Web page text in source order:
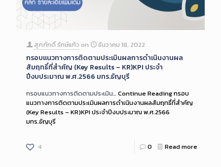
สุภภักดิ์ รักษ์แก้ว on ธันวาคม 18, 2022
กรอบแนวทางการติดตามประเมินผลการดำเนินงานผล
สัมฤทธิ์ที่สำคัญ (Key Results – KR)KPI ประจำ
ปีงบประมาณ พ.ศ.2566 มทร.ธัญบุรี
กรอบแนวทางการติดตามประเมิน… Continue Readingกรอบ
แนวทางการติดตามประเมินผลการดำเนินงานผลสัมฤทธิ์ที่สำคัญ
(Key Results – KR)KPI ประจำปีงบประมาณ พ.ศ.2566
มทร.ธัญบุรี
4 0 Read more